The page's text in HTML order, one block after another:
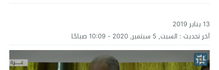
13 يناير 2019
آخر تحديث : السبت, 5 سبتمبر, 2020 - 10:09 صباحًا